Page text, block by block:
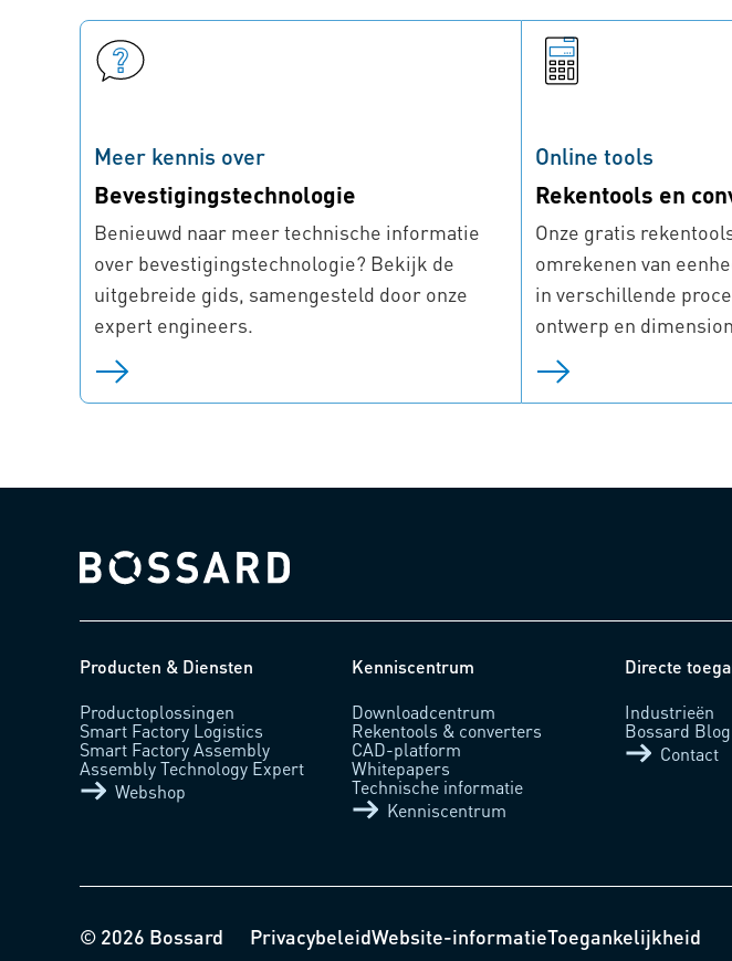
Meer kennis over
Bevestigingstechnologie
Benieuwd naar meer technische informatie
over bevestigingstechnologie? Bekijk de
uitgebreide gids, samengesteld door onze
expert engineers.
Online tools
Rekentools en
Onze gratis
omrekenen van
in verschillende
ontwerp en
Bossard homepage
Producten & Diensten
Productoplossingen
Smart Factory Logistics
Smart Factory Assembly
Assembly Technology Expert
Webshop
Kenniscentrum
Downloadcentrum
Rekentools & converters
CAD-platform
Whitepapers
Technische informatie
Kenniscentrum
Directe
Industrieën
Bossard Blog
Contact
PrivacybeleidWebsite-informatieToegankelijkheid
© 2026 Bossard